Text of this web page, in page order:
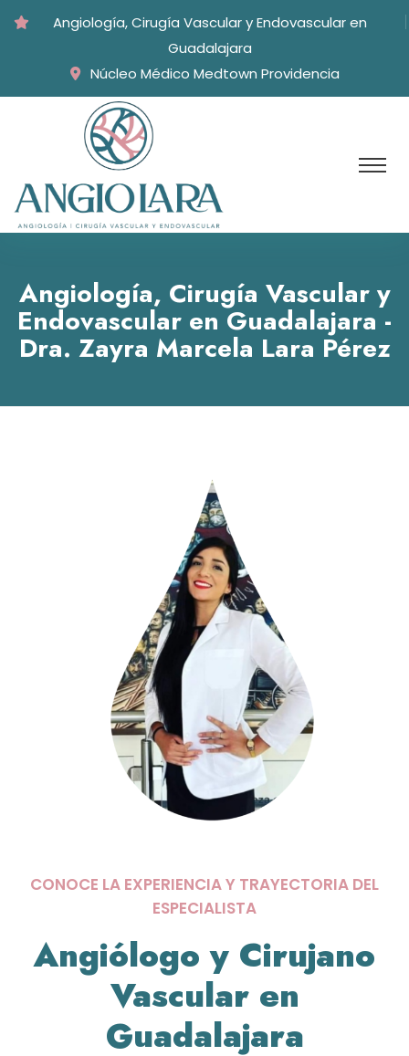
Angiología, Cirugía Vascular y Endovascular en
Guadalajara
Núcleo Médico Medtown Providencia
Angiología, Cirugía Vascular y
Endovascular en Guadalajara -
Dra. Zayra Marcela Lara Pérez
CONOCE LA EXPERIENCIA Y TRAYECTORIA DEL
ESPECIALISTA
Angiólogo y Cirujano
Vascular en
Guadalajara